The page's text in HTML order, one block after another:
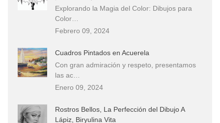
Explorando la Magia del Color: Dibujos para
Color…
Febrero 09, 2024
Cuadros Pintados en Acuerela
Con gran admiración y respeto, presentamos
las ac…
Enero 09, 2024
Rostros Bellos, La Perfección del Dibujo A
Lápiz, Biryulina Vita